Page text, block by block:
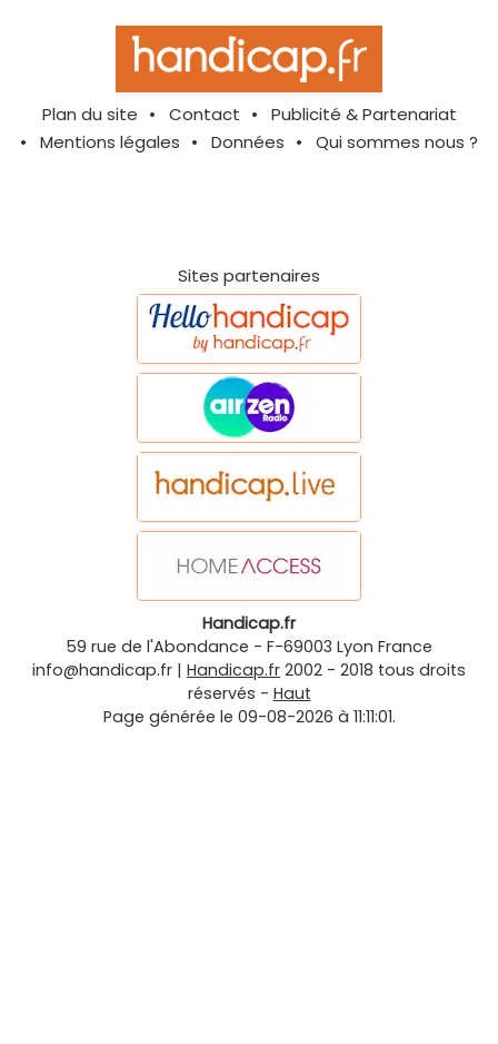
Plan du site Contact
Publicité & Partenariat
Mentions légales
Données Qui sommes nous ?
Sites partenaires
Handicap.fr
59 rue de l'Abondance - F-69003 Lyon France
info@handicap.fr | Handicap.fr 2002 - 2018 tous droits
réservés - Haut
Page générée le 09-08-2026 à 11:11:01.